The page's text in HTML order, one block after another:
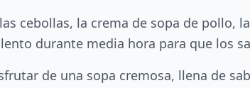
cebollas, la crema de sopa de pollo,
durante media hora para que los
de una sopa cremosa, llena de